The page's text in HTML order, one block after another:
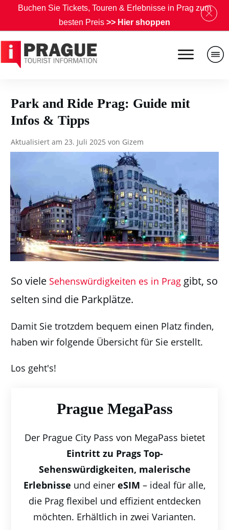
Park and Ride Prag: Guide mit
Infos & Tipps
Aktualisiert am 23. Juli 2025 von Gizem
So viele Sehenswürdigkeiten es in Prag gibt, so
selten sind die Parkplätze.
Damit Sie trotzdem bequem einen Platz finden,
haben wir folgende Übersicht für Sie erstellt.
Los geht's!
Prague MegaPass
Der Prague City Pass von MegaPass bietet
Eintritt zu Prags Top-
Sehenswürdigkeiten, malerische
Erlebnisse und einer eSIM – ideal für alle,
die Prag flexibel und effizient entdecken
möchten. Erhältlich in zwei Varianten.
Buchen Sie Tickets, Touren & Erlebnisse in Prag zum
besten Preis >> Hier shoppen